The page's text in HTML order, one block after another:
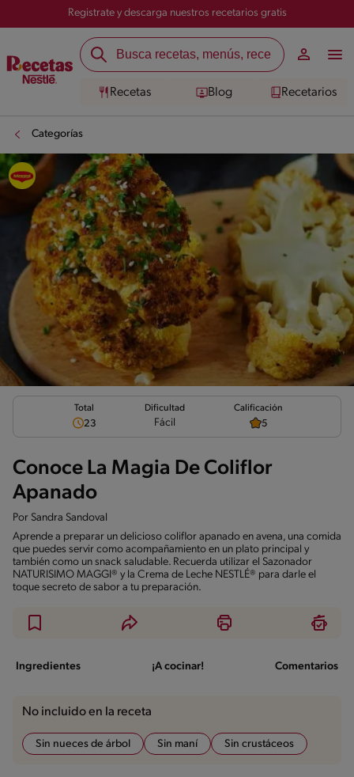
Registrate y descarga nuestros recetarios gratis
Recetas Blog Recetarios
Categorías
Total
23
Dificultad
Fácil
Calificación
5
Conoce La Magia De Coliflor
Apanado
Por Sandra Sandoval
Aprende a preparar un delicioso coliflor apanado en avena, una comida
que puedes servir como acompañamiento en un plato principal y
también como un snack saludable. Recuerda utilizar el Sazonador
NATURISIMO MAGGI® y la Crema de Leche NESTLÉ® para darle el
toque secreto de sabor a tu preparación.
Ingredientes ¡A cocinar! Comentarios
No incluido en la receta
Sin nueces de árbol Sin maní Sin crustáceos